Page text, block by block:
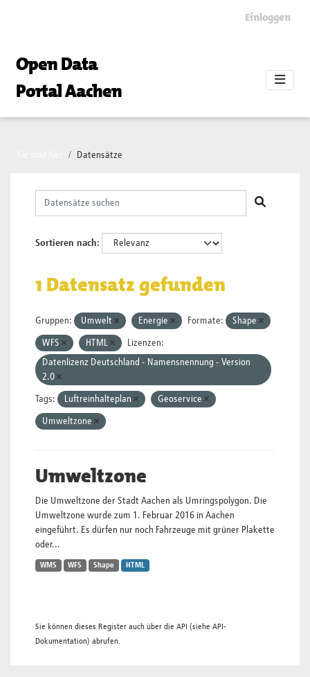
Einloggen
Open Data
Portal Aachen
Datensätze
Sortieren nach
1 Datensatz gefunden
Gruppen: Umwelt Energie Formate: Shape
WFS HTML
Lizenzen:
Datenlizenz Deutschland - Namensnennung - Version
2.0
Tags: Luftreinhalteplan Geoservice
Umweltzone
Umweltzone
Die Umweltzone der Stadt Aachen als Umringspolygon. Die
Umweltzone wurde zum 1. Februar 2016 in Aachen
eingeführt. Es dürfen nur noch Fahrzeuge mit grüner Plakette
oder...
WMS WFS Shape HTML
Sie können dieses Register auch über die API (siehe API-
Dokumentation) abrufen.